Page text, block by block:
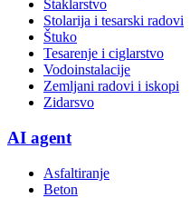
Staklarstvo
Stolarija i tesarski radovi
Štuko
Tesarenje i ciglarstvo
Vodoinstalacije
Zemljani radovi i iskopi
Zidarsvo
AI agent
Asfaltiranje
Beton